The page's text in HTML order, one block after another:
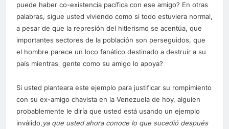
puede haber co-existencia pacífica con ese amigo? En otras
palabras, sigue usted viviendo como si todo estuviera normal,
a pesar de que la represión del hitlerismo se acentúa, que
importantes sectores de la población son perseguidos, que
el hombre parece un loco fanático destinado a destruír a su
país mientras gente como su amigo lo apoya?
Si usted planteara este ejemplo para justificar su rompimiento
con su ex-amigo chavista en la Venezuela de hoy, alguien
probablemente le diría que usted está usando un ejemplo
inválido,ya que usted ahora conoce lo que sucedió después